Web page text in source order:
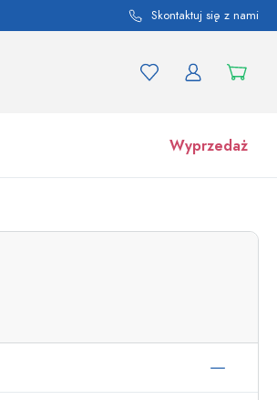
Skontaktuj się z nami
Wyprzedaż
Słoiki